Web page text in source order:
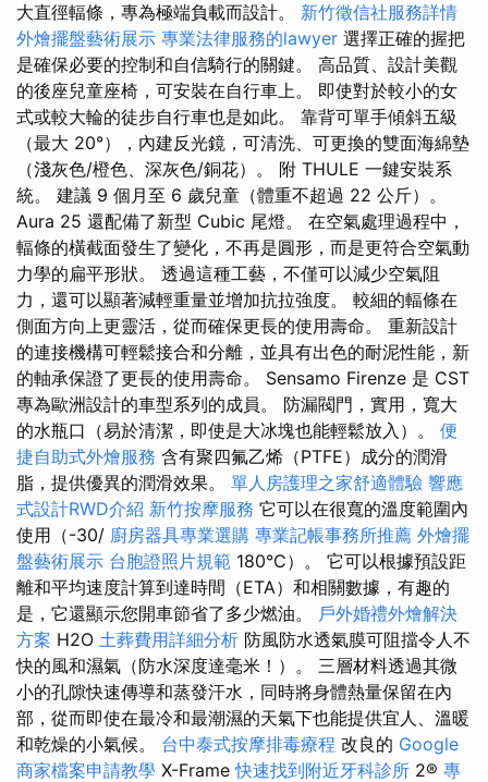
大直徑輻條，專為極端負載而設計。 新竹徵信社服務詳情
外燴擺盤藝術展示 專業法律服務的lawyer 選擇正確的握把
是確保必要的控制和自信騎行的關鍵。 高品質、設計美觀
的後座兒童座椅，可安裝在自行車上。 即使對於較小的女
式或較大輪的徒步自行車也是如此。 靠背可單手傾斜五級
（最大 20°），內建反光鏡，可清洗、可更換的雙面海綿墊
（淺灰色/橙色、深灰色/銅花）。 附 THULE 一鍵安裝系
統。 建議 9 個月至 6 歲兒童（體重不超過 22 公斤）。
Aura 25 還配備了新型 Cubic 尾燈。 在空氣處理過程中，
輻條的橫截面發生了變化，不再是圓形，而是更符合空氣動
力學的扁平形狀。 透過這種工藝，不僅可以減少空氣阻
力，還可以顯著減輕重量並增加抗拉強度。 較細的輻條在
側面方向上更靈活，從而確保更長的使用壽命。 重新設計
的連接機構可輕鬆接合和分離，並具有出色的耐泥性能，新
的軸承保證了更長的使用壽命。 Sensamo Firenze 是 CST
專為歐洲設計的車型系列的成員。 防漏閥門，實用，寬大
的水瓶口（易於清潔，即使是大冰塊也能輕鬆放入）。 便
捷自助式外燴服務 含有聚四氟乙烯（PTFE）成分的潤滑
脂，提供優異的潤滑效果。 單人房護理之家舒適體驗 響應
式設計RWD介紹 新竹按摩服務 它可以在很寬的溫度範圍內
使用（-30/ 廚房器具專業選購 專業記帳事務所推薦 外燴擺
盤藝術展示 台胞證照片規範 180°C）。 它可以根據預設距
離和平均速度計算到達時間（ETA）和相關數據，有趣的
是，它還顯示您開車節省了多少燃油。 戶外婚禮外燴解決
方案 H2O 土葬費用詳細分析 防風防水透氣膜可阻擋令人不
快的風和濕氣（防水深度達毫米！）。 三層材料透過其微
小的孔隙快速傳導和蒸發汗水，同時將身體熱量保留在內
部，從而即使在最冷和最潮濕的天氣下也能提供宜人、溫暖
和乾燥的小氣候。 台中泰式按摩排毒療程 改良的 Google
商家檔案申請教學 X-Frame快速找到附近牙科診所 2® 專